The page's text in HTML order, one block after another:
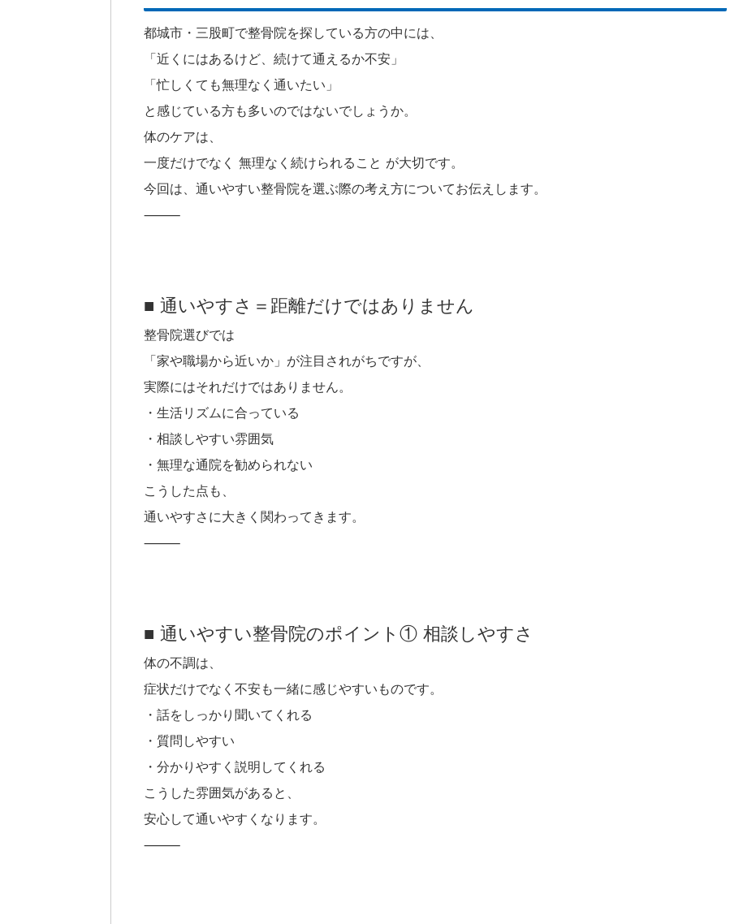
都城市・三股町で整骨院を探している方の中には、
「近くにはあるけど、続けて通えるか不安」
「忙しくても無理なく通いたい」
と感じている方も多いのではないでしょうか。
体のケアは、
一度だけでなく 無理なく続けられること が大切です。
今回は、通いやすい整骨院を選ぶ際の考え方についてお伝えします。
⸻
■ 通いやすさ＝距離だけではありません
整骨院選びでは
「家や職場から近いか」が注目されがちですが、
実際にはそれだけではありません。
・生活リズムに合っている
・相談しやすい雰囲気
・無理な通院を勧められない
こうした点も、
通いやすさに大きく関わってきます。
⸻
■ 通いやすい整骨院のポイント① 相談しやすさ
体の不調は、
症状だけでなく不安も一緒に感じやすいものです。
・話をしっかり聞いてくれる
・質問しやすい
・分かりやすく説明してくれる
こうした雰囲気があると、
安心して通いやすくなります。
⸻